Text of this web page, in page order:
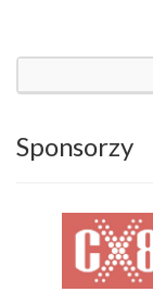
Sponsorzy